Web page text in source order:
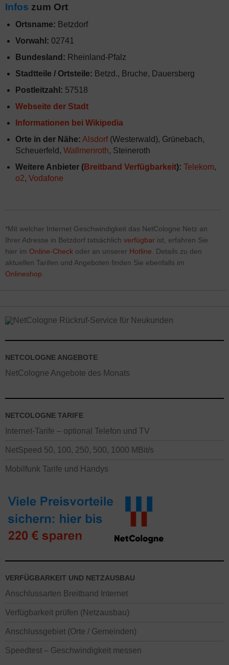
Infos zum Ort
Ortsname: Betzdorf
Vorwahl: 02741
Bundesland: Rheinland-Pfalz
Stadtteile / Ortsteile: Betzd., Bruche, Dauersberg
Postleitzahl: 57518
Webseite der Stadt
Informationen bei Wikipedia
Orte in der Nähe: Alsdorf(Westerwald), Grünebach,
Scheuerfeld, Wallmenroth, Steineroth
Weitere Anbieter (Breitband Verfügbarkeit): Telekom,
o2, Vodafone
*Mit welcher Internet Geschwindigkeit das NetCologne Netz an
Ihrer Adresse in Betzdorf tatsächlich verfügbar ist, erfahren Sie
hier im Online-Check oder an unserer Hotline . Details zu den
aktuellen Tarifen und Angeboten finden Sie ebenfalls im
Onlineshop
NETCOLOGNE ANGEBOTE
NetCologne Angebote des Monats
NETCOLOGNE TARIFE
Internet-Tarife – optional Telefon und TV
NetSpeed 50, 100, 250, 500, 1000 MBit/s
Mobilfunk Tarife und Handys
VERFÜGBARKEIT UND NETZAUSBAU
Anschlussarten Breitband Internet
Verfügbarkeit prüfen (Netzausbau)
Anschlussgebiet (Orte / Gemeinden)
Speedtest – Geschwindigkeit messen